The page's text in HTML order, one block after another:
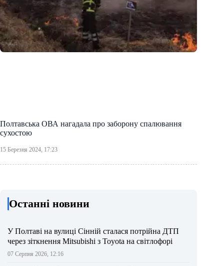
Полтавська ОВА нагадала про заборону спалювання
сухостою
15 Березня 2024, 17:23
Останні новини
У Полтаві на вулиці Сінній сталася потрійна ДТП
через зіткнення Mitsubishi з Toyota на світлофорі
07 Серпня 2026, 12:16